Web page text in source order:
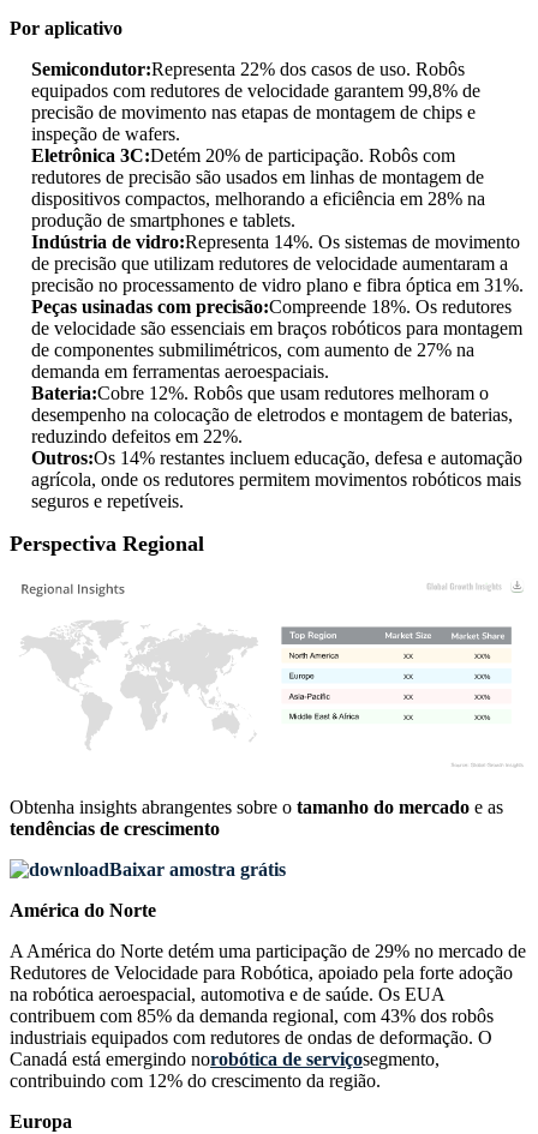
Por aplicativo
Semicondutor:Representa 22% dos casos de uso. Robôs
equipados com redutores de velocidade garantem 99,8% de
precisão de movimento nas etapas de montagem de chips e
inspeção de wafers.
Eletrônica 3C:Detém 20% de participação. Robôs com
redutores de precisão são usados ​​em linhas de montagem de
dispositivos compactos, melhorando a eficiência em 28% na
produção de smartphones e tablets.
Indústria de vidro:Representa 14%. Os sistemas de movimento
de precisão que utilizam redutores de velocidade aumentaram a
precisão no processamento de vidro plano e fibra óptica em 31%.
Peças usinadas com precisão:Compreende 18%. Os redutores
de velocidade são essenciais em braços robóticos para montagem
de componentes submilimétricos, com aumento de 27% na
demanda em ferramentas aeroespaciais.
Bateria:Cobre 12%. Robôs que usam redutores melhoram o
desempenho na colocação de eletrodos e montagem de baterias,
reduzindo defeitos em 22%.
Outros:Os 14% restantes incluem educação, defesa e automação
agrícola, onde os redutores permitem movimentos robóticos mais
seguros e repetíveis.
Perspectiva Regional
XX%
XX
XX%
XX
XX%
XX
XX%
XX
Obtenha insights abrangentes sobre o tamanho do mercado e as
tendências de crescimento
Baixar amostra grátis
América do Norte
A América do Norte detém uma participação de 29% no mercado de
Redutores de Velocidade para Robótica, apoiado pela forte adoção
na robótica aeroespacial, automotiva e de saúde. Os EUA
contribuem com 85% da demanda regional, com 43% dos robôs
industriais equipados com redutores de ondas de deformação. O
Canadá está emergindo norobótica de serviçosegmento,
contribuindo com 12% do crescimento da região.
Europa